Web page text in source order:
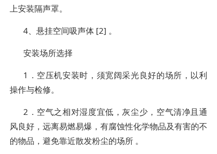
上安装隔声罩。
4、悬挂空间吸声体 [2] 。
安装场所选择
1．空压机安装时，须宽阔采光良好的场所，以利
操作与检修。
2．空气之相对湿度宜低，灰尘少，空气清净且通
风良好，远离易燃易爆，有腐蚀性化学物品及有害的不
的物品，避免靠近散发粉尘的场所 。